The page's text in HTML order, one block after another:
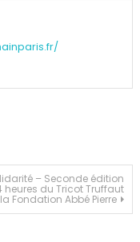
– Seconde édition
heures du Tricot Truffaut
Fondation Abbé Pierre